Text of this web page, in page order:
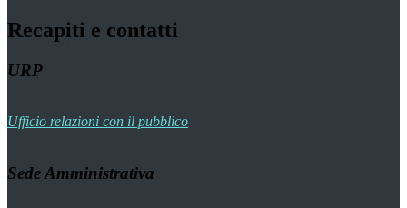
Recapiti e contatti
URP
Ufficio relazioni con il pubblico
Sede Amministrativa